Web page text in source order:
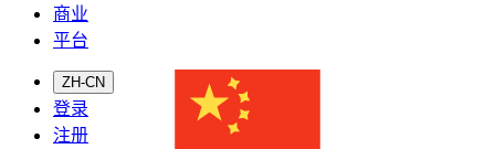
商业
平台
ZH-CN
登录
注册